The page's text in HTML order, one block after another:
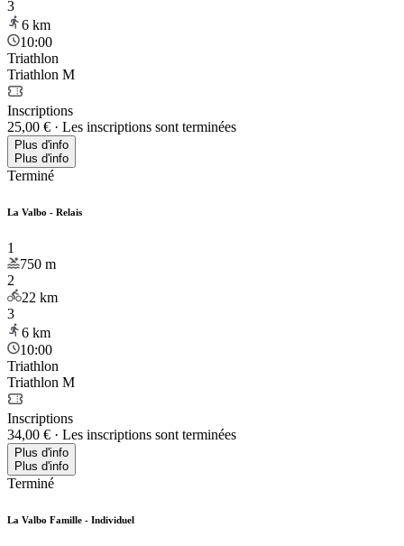
3
6 km
10:00
Triathlon
Triathlon M
Inscriptions
25,00 € · Les inscriptions sont terminées
Plus d'info
Plus d'info
Terminé
La Valbo - Relais
1
750 m
2
22 km
3
6 km
10:00
Triathlon
Triathlon M
Inscriptions
34,00 € · Les inscriptions sont terminées
Plus d'info
Plus d'info
Terminé
La Valbo Famille - Individuel